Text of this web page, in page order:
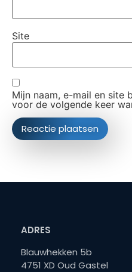
Site
Mijn naam, e-mail en site
voor de volgende keer
ADRES
Blauwhekken 5b
4751 XD Oud Gastel